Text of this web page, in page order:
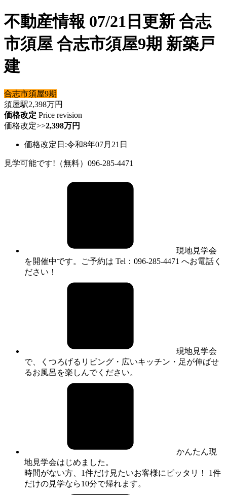
不動産情報 07/21日更新 合志
市須屋 合志市須屋9期 新築戸
建
合志市須屋9期
須屋駅2,398万円
価格改定 Price revision
価格改定>>2,398万円
価格改定日:令和8年07月21日
見学可能です!（無料）096-285-4471
現地見学会
を開催中です。ご予約は Tel：096-285-4471 へお電話く
ださい！
現地見学会
で、くつろげるリビング・広いキッチン・足が伸ばせ
るお風呂を楽しんでください。
かんたん現
地見学会はじめました。
時間がない方、1件だけ見たいお客様にピッタリ！ 1件
だけの見学なら10分で帰れます。